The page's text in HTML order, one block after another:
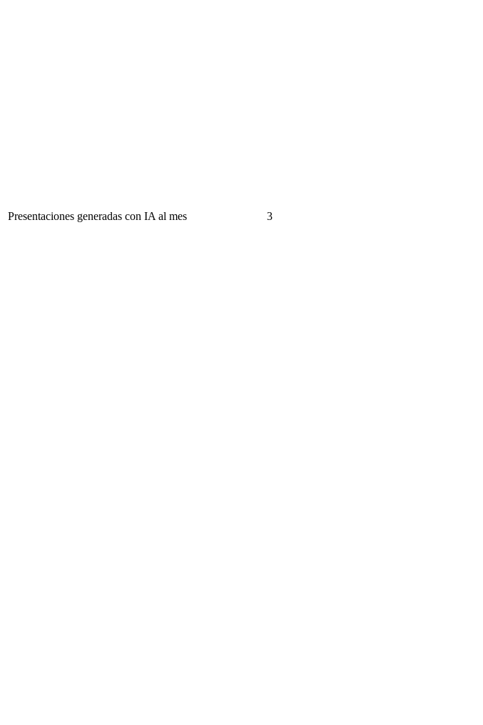
Presentaciones generadas con IA al mes 3